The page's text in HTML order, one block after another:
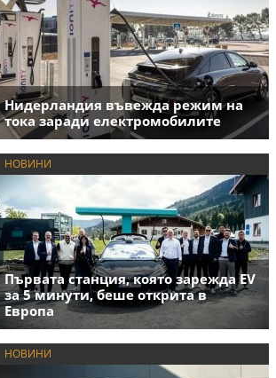
Нидерландия въвежда режим на
тока заради електромобилите
НОВИНИ
Първата станция, която зарежда EV
за 5 минути, беше открита в
Европа
НОВИНИ